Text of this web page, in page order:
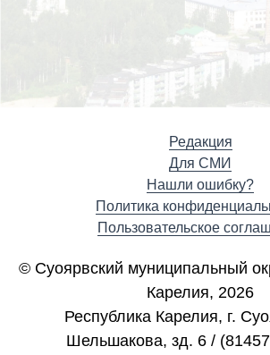
Редакция
Для СМИ
Нашли ошибку?
Политика
Пользовательское
© Суоярвский муниципальный
Карелия, 2026
Республика Карелия, г.
Шельшакова, зд. 6 /